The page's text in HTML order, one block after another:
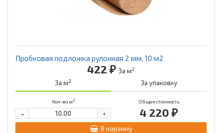
Пробковая подложка рулонная 2 мм, 10 м2
422 ₽ За м2
За м2 За упаковку
Кол-во м2 Общая стоимость
4 220 ₽
+
-
В корзину